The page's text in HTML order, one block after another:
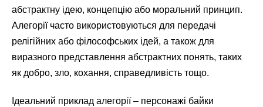
абстрактну ідею, концепцію або моральний принцип.
Алегорії часто використовуються для передачі
релігійних або філософських ідей, а також для
виразного представлення абстрактних понять, таких
як добро, зло, кохання, справедливість тощо.
Ідеальний приклад алегорії – персонажі байки